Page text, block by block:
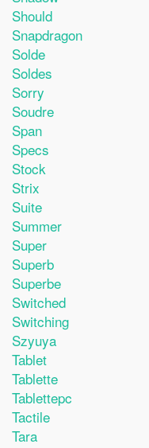
Should
Snapdragon
Solde
Soldes
Sorry
Soudre
Span
Specs
Stock
Strix
Suite
Summer
Super
Superb
Superbe
Switched
Switching
Szyuya
Tablet
Tablette
Tablettepc
Tactile
Tara